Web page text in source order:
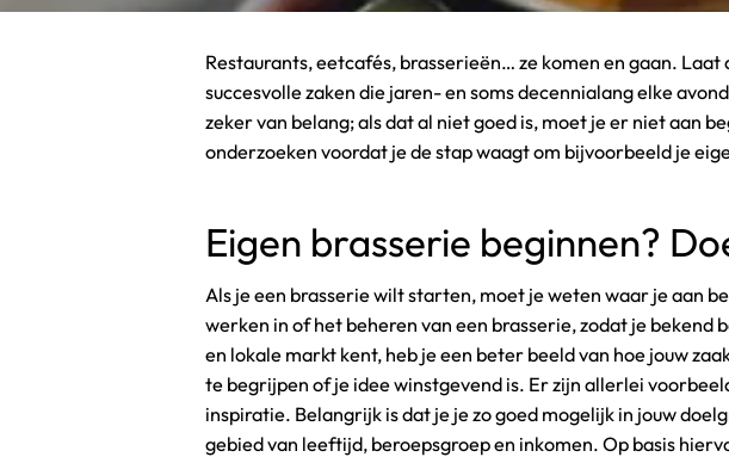
Restaurants, eetcafés, brasserieën… ze komen en gaan.
succesvolle zaken die jaren- en soms decennialang elke
zeker van belang; als dat al niet goed is, moet je er niet aan
onderzoeken voordat je de stap waagt om bijvoorbeeld je
Eigen brasserie beginnen?
Als je een brasserie wilt starten, moet je weten waar je aan
werken in of het beheren van een brasserie, zodat je bekend
en lokale markt kent, heb je een beter beeld van hoe jouw
te begrijpen of je idee winstgevend is. Er zijn allerlei
inspiratie. Belangrijk is dat je je zo goed mogelijk in jouw
gebied van leeftijd, beroepsgroep en inkomen. Op basis